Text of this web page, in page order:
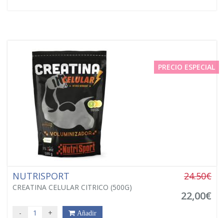
PRECIO ESPECIAL
NUTRISPORT
CREATINA CELULAR CITRICO (500G)
24.50€
22,00€
- + Añadir